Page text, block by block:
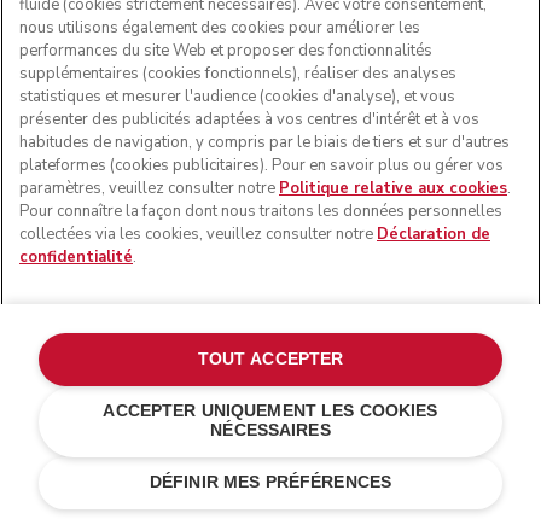
Truffe noire
fluide (cookies strictement nécessaires). Avec votre consentement,
nous utilisons également des cookies pour améliorer les
performances du site Web et proposer des fonctionnalités
supplémentaires (cookies fonctionnels), réaliser des analyses
statistiques et mesurer l'audience (cookies d'analyse), et vous
présenter des publicités adaptées à vos centres d'intérêt et à vos
habitudes de navigation, y compris par le biais de tiers et sur d'autres
plateformes (cookies publicitaires). Pour en savoir plus ou gérer vos
paramètres, veuillez consulter notre Politique relative aux cookies.
Pour connaître la façon dont nous traitons les données personnelles
collectées via les cookies, veuillez consulter notre Déclaration de
confidentialité.
DÉFINIR MES PRÉFÉRENCES
ACCEPTER UNIQUEMENT LES COOKIES
NÉCESSAIRES
TOUT ACCEPTER